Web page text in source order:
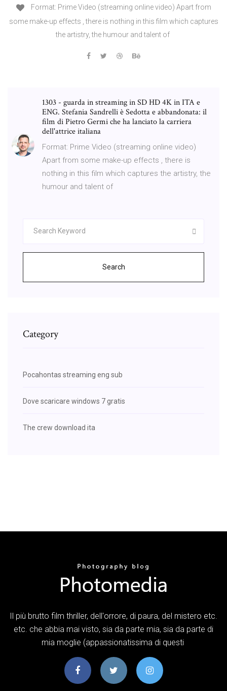
Format: Prime Video (streaming online video) Apart from
some make-up effects , there is nothing in this film which captures
the artistry, the humour and talent of
1303 - guarda in streaming in SD HD 4K in ITA e
ENG. Stefania Sandrelli è Sedotta e abbandonata: il
film di Pietro Germi che ha lanciato la carriera
dell'attrice italiana
Format: Prime Video (streaming online video)
Apart from some make-up effects , there is
nothing in this film which captures the artistry, the
humour and talent of
Search
Category
Pocahontas streaming eng sub
Dove scaricare windows 7 gratis
The crew download ita
Il più brutto film thriller, dell'orrore, di paura, del mistero etc.
etc. che abbia mai visto, sia da parte mia, sia da parte di
mia moglie (appassionatissima di questi